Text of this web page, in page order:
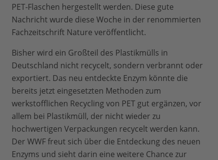
PET-Flaschen hergestellt werden. Diese gute
Nachricht wurde diese Woche in der renommierten
Fachzeitschrift Nature veröffentlicht.
Bisher wird ein Großteil des Plastikmülls in
Deutschland nicht recycelt, sondern verbrannt oder
exportiert. ​Das neu entdeckte Enzym ​könnte die
bereits jetzt eingesetzten Methoden zum
werkstofflichen Recycling von PET gut ergänzen, vor
allem bei Plastikmüll, der nicht wieder zu ​
hochwertigen ​Verpackungen recycelt ​werden kann.
Der WWF freut sich über die Entdeckung des neuen
Enzyms und sieht darin eine ​weitere Chance ​zur